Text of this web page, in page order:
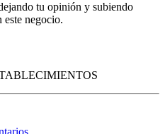
tu opinión y subiendo
este negocio.